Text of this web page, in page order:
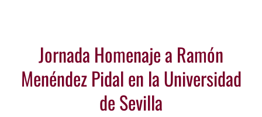
grande
Jornada Homenaje a Ramón
Menéndez Pidal en la Universidad
de Sevilla